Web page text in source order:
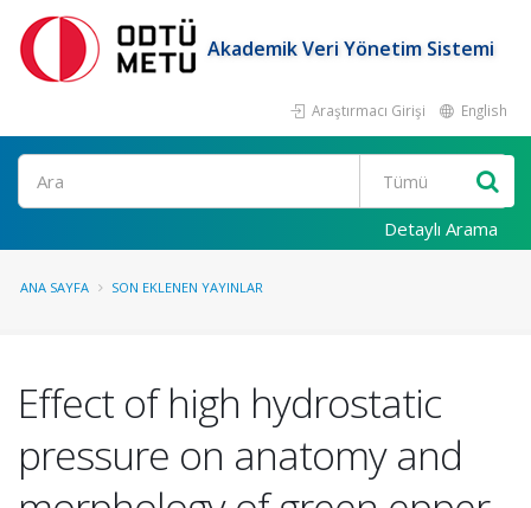
Akademik Veri Yönetim Sistemi
Araştırmacı Girişi English
Ara
Detaylı Arama
ANA SAYFA SON EKLENEN YAYINLAR
Effect of high hydrostatic
pressure on anatomy and